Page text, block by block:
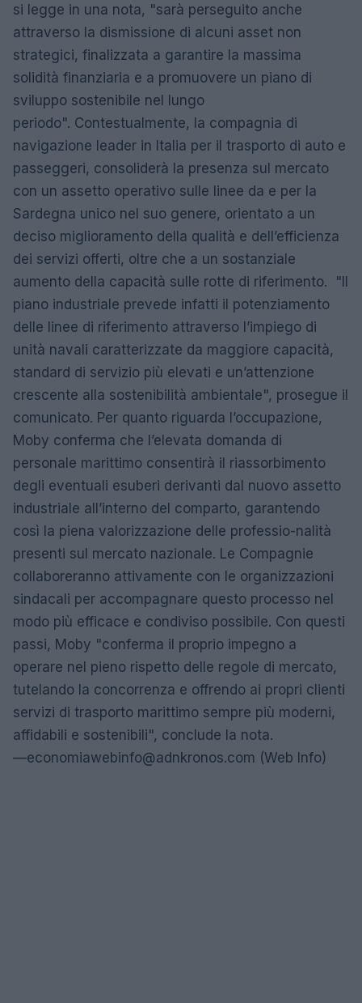
si legge in una nota, "sarà perseguito anche
attraverso la dismissione di alcuni asset non
strategici, finalizzata a garantire la massima
solidità finanziaria e a promuovere un piano di
sviluppo sostenibile nel lungo
periodo". Contestualmente, la compagnia di
navigazione leader in Italia per il trasporto di auto e
passeggeri, consoliderà la presenza sul mercato
con un assetto operativo sulle linee da e per la
Sardegna unico nel suo genere, orientato a un
deciso miglioramento della qualità e dell’efficienza
dei servizi offerti, oltre che a un sostanziale
aumento della capacità sulle rotte di riferimento. "Il
piano industriale prevede infatti il potenziamento
delle linee di riferimento attraverso l’impiego di
unità navali caratterizzate da maggiore capacità,
standard di servizio più elevati e un’attenzione
crescente alla sostenibilità ambientale", prosegue il
comunicato. Per quanto riguarda l’occupazione,
Moby conferma che l’elevata domanda di
personale marittimo consentirà il riassorbimento
degli eventuali esuberi derivanti dal nuovo assetto
industriale all’interno del comparto, garantendo
così la piena valorizzazione delle professio-nalità
presenti sul mercato nazionale. Le Compagnie
collaboreranno attivamente con le organizzazioni
sindacali per accompagnare questo processo nel
modo più efficace e condiviso possibile. Con questi
passi, Moby "conferma il proprio impegno a
operare nel pieno rispetto delle regole di mercato,
tutelando la concorrenza e offrendo ai propri clienti
servizi di trasporto marittimo sempre più moderni,
affidabili e sostenibili", conclude la nota.
—economiawebinfo@adnkronos.com (Web Info)